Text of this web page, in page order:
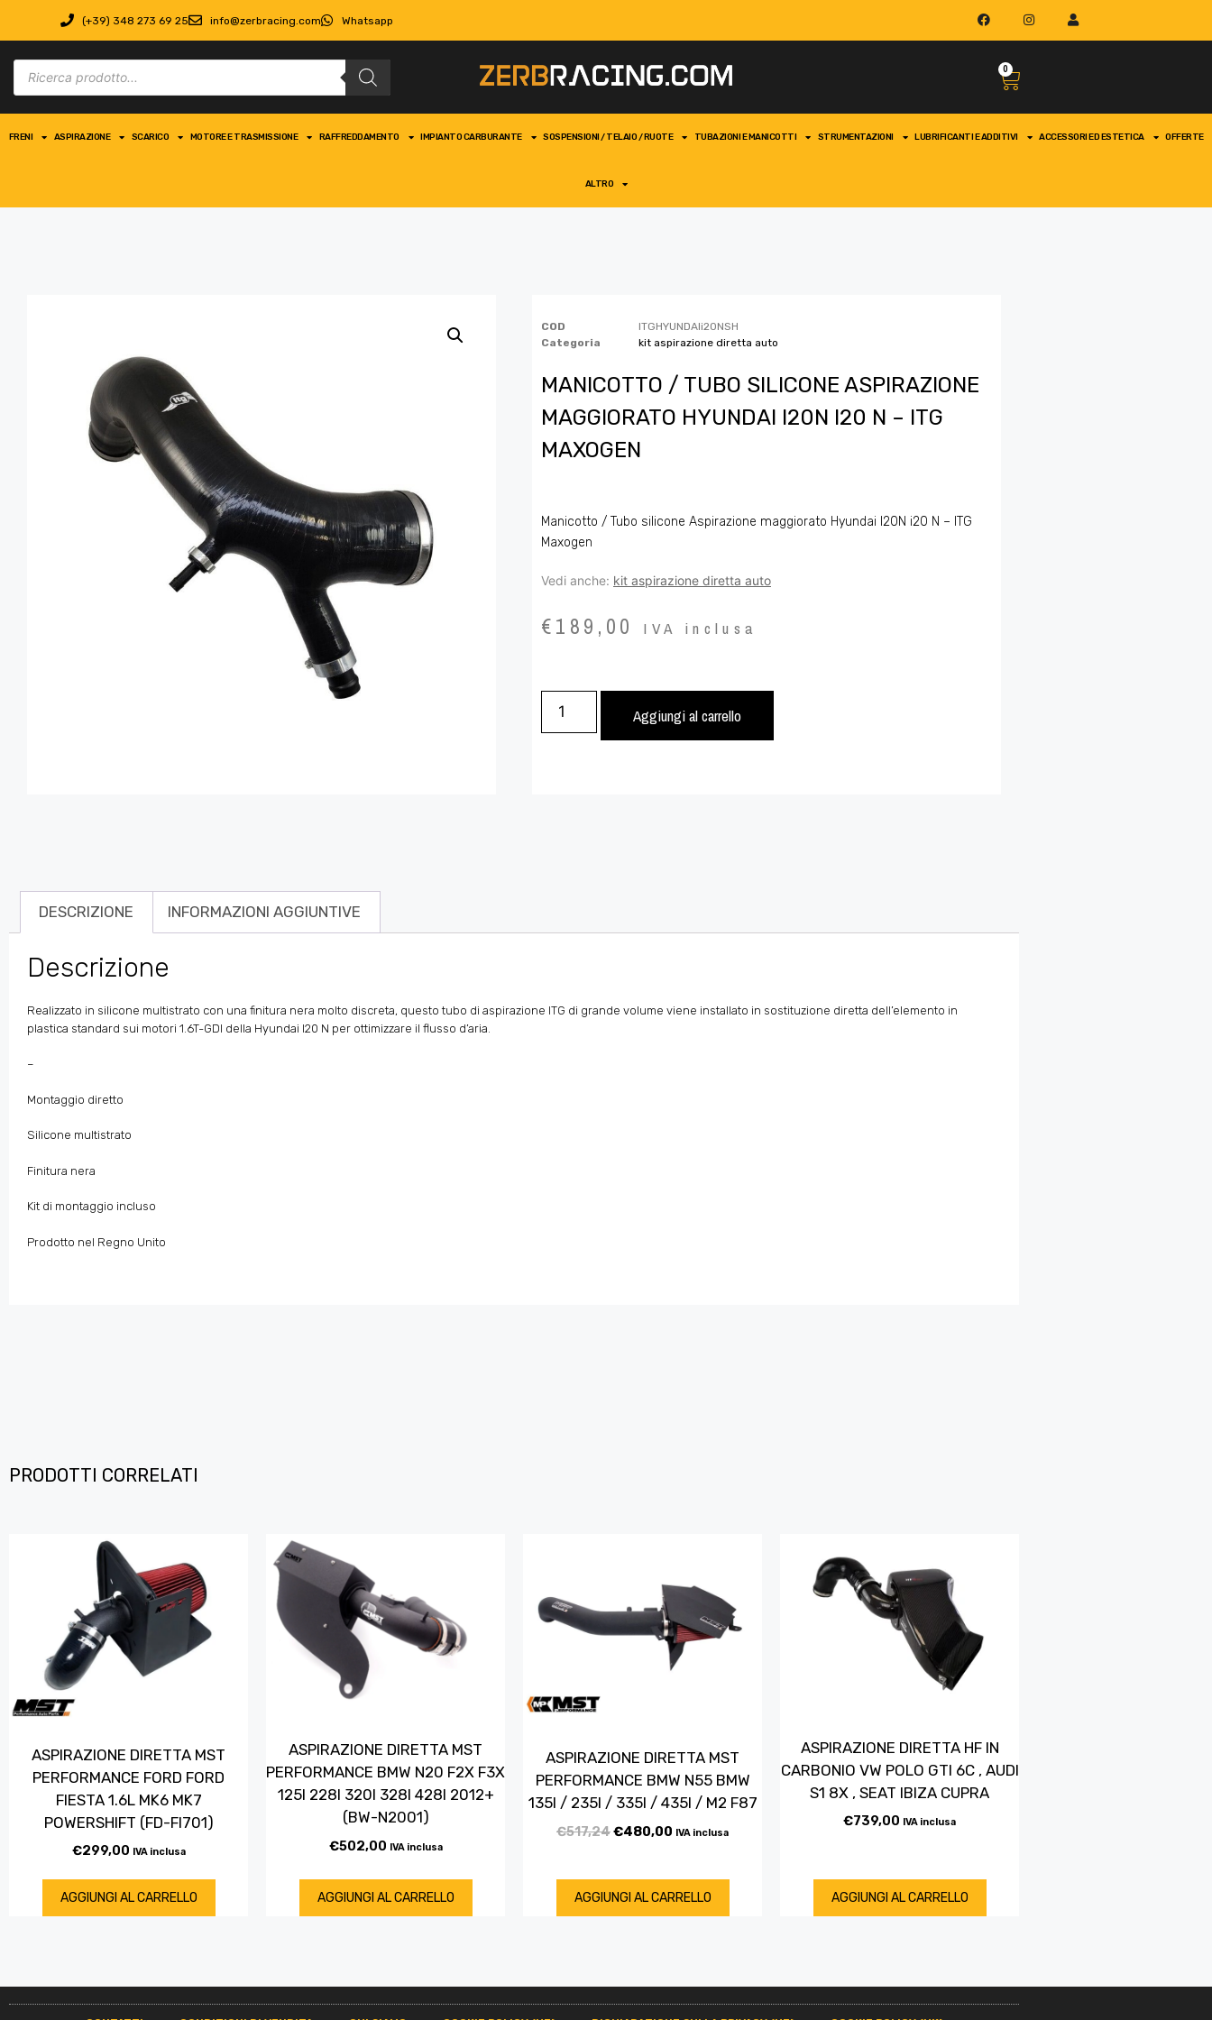
(+39) 348 273 69 25 info@zerbracing.com Whatsapp
0
FRENI ASPIRAZIONE SCARICO MOTORE E TRASMISSIONE RAFFREDDAMENTO IMPIANTO CARBURANTE SOSPENSIONI / TELAIO / RUOTE TUBAZIONI E MANICOTTI STRUMENTAZIONI LUBRIFICANTI E ADDITIVI ACCESSORI ED ESTETICA OFFERTE
ALTRO
COD
ITGHYUNDAIi20NSH
Categoria
kit aspirazione diretta auto
MANICOTTO / TUBO SILICONE ASPIRAZIONE
MAGGIORATO HYUNDAI I20N I20 N – ITG
MAXOGEN
Manicotto / Tubo silicone Aspirazione maggiorato Hyundai I20N i20 N – ITG
Maxogen
Vedi anche: kit aspirazione diretta auto
€189,00 IVA inclusa
Aggiungi al carrello
DESCRIZIONE INFORMAZIONI AGGIUNTIVE
Descrizione
Realizzato in silicone multistrato con una finitura nera molto discreta, questo tubo di aspirazione ITG di grande volume viene installato in sostituzione diretta dell’elemento in
plastica standard sui motori 1.6T-GDI della Hyundai I20 N per ottimizzare il flusso d’aria.
–
Montaggio diretto
Silicone multistrato
Finitura nera
Kit di montaggio incluso
Prodotto nel Regno Unito
PRODOTTI CORRELATI
ASPIRAZIONE DIRETTA MST
PERFORMANCE FORD FORD
FIESTA 1.6L MK6 MK7
POWERSHIFT (FD-FI701)
€299,00 IVA inclusa
AGGIUNGI AL CARRELLO
ASPIRAZIONE DIRETTA MST
PERFORMANCE BMW N20 F2X F3X
125I 228I 320I 328I 428I 2012+
(BW-N2001)
€502,00 IVA inclusa
AGGIUNGI AL CARRELLO
ASPIRAZIONE DIRETTA MST
PERFORMANCE BMW N55 BMW
135I / 235I / 335I / 435I / M2 F87
€517,24€480,00 IVA inclusa
AGGIUNGI AL CARRELLO
ASPIRAZIONE DIRETTA HF IN
CARBONIO VW POLO GTI 6C , AUDI
S1 8X , SEAT IBIZA CUPRA
€739,00 IVA inclusa
AGGIUNGI AL CARRELLO